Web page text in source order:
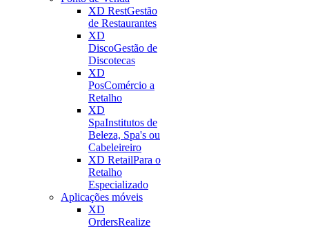
XD RestGestão
de Restaurantes
XD
DiscoGestão de
Discotecas
XD
PosComércio a
Retalho
XD
SpaInstitutos de
Beleza, Spa's ou
Cabeleireiro
XD RetailPara o
Retalho
Especializado
Aplicações móveis
XD
OrdersRealize